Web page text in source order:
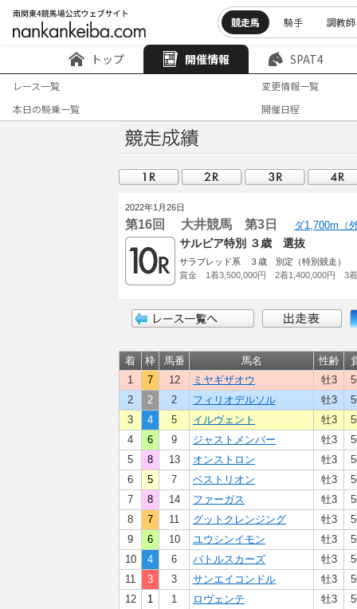
競走馬 騎手 調教師
トップ 開催情報 SPAT4
レース一覧
変更情報一覧
本日の騎乗一覧
開催日程
2022年1月26日
第16回 大井競馬 第3日 ダ1,700m（
サルビア特別 ３歳 選抜
サラブレッド系 ３歳 別定（特別競走）
賞金 1着3,500,000円 2着1,400,000円 3
着 枠 馬番 馬名 性齢
1
7 12 ミヤギザオウ 牡3
2
2 2 フィリオデルソル 牡3
3
4 5 イルヴェント 牡3
4
6 9 ジャストメンバー 牡3
5
8 13 オンストロン 牡3
6
5 7 ベストリオン 牡3
7
8 14 ファーガス 牡3
8
7 11 グットクレンジング 牡3
9
6 10 ユウシンイモン 牡3
10
4 6 バトルスカーズ 牡3
11
3 3 サンエイコンドル 牡3
12
1 1 ロヴェンテ 牡3